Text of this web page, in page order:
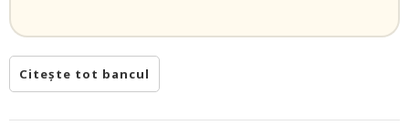
Citește tot bancul